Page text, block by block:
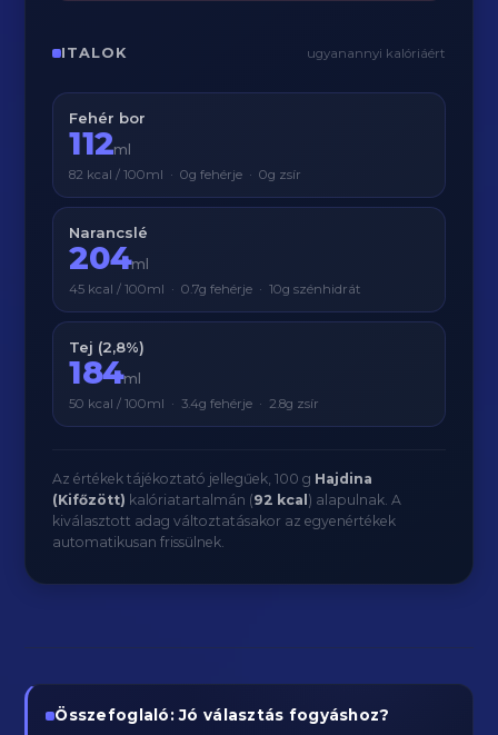
ITALOK ugyanannyi kalóriáért
Fehér bor
112ml
82 kcal / 100ml · 0g fehérje · 0g zsír
Narancslé
204ml
45 kcal / 100ml · 0.7g fehérje · 10g szénhidrát
Tej (2,8%)
184ml
50 kcal / 100ml · 3.4g fehérje · 2.8g zsír
Az értékek tájékoztató jellegűek, 100 g Hajdina
(Kifőzött) kalóriatartalmán (92 kcal ) alapulnak. A
kiválasztott adag változtatásakor az egyenértékek
automatikusan frissülnek.
Összefoglaló: Jó választás fogyáshoz?